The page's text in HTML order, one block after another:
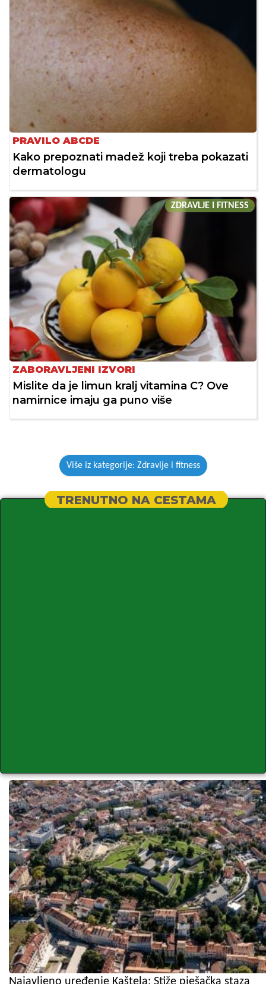
PRAVILO ABCDE
Kako prepoznati madež koji treba pokazati
dermatologu
ZDRAVLJE I FITNESS
ZABORAVLJENI IZVORI
Mislite da je limun kralj vitamina C? Ove
namirnice imaju ga puno više
Više iz kategorije: Zdravlje i fitness
TRENUTNO NA CESTAMA
Najavljeno uređenje Kaštela: Stiže pješačka staza